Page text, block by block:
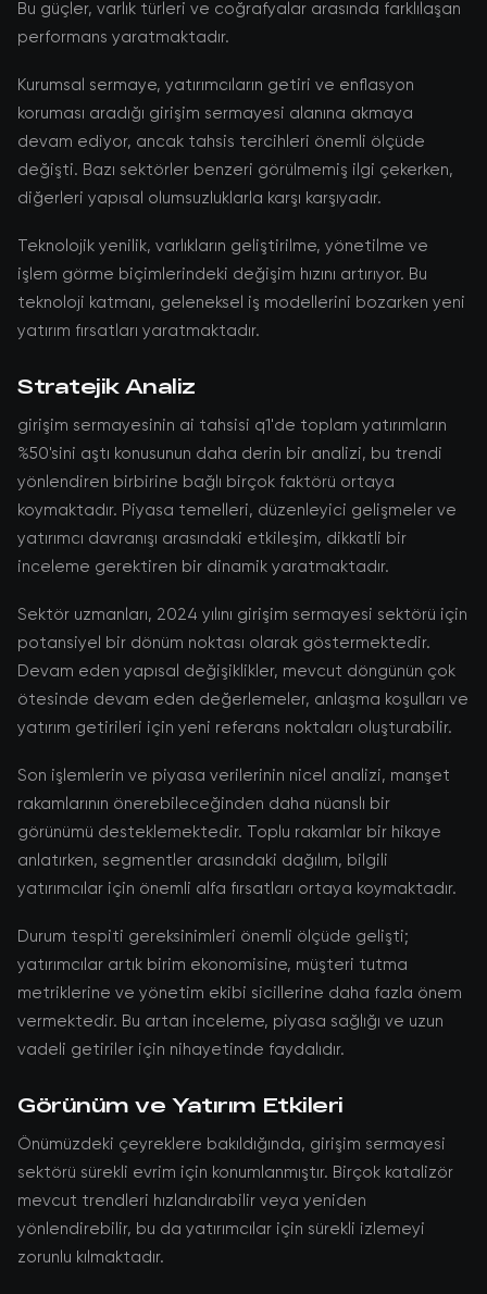
Bu güçler, varlık türleri ve coğrafyalar arasında farklılaşan
performans yaratmaktadır.
Kurumsal sermaye, yatırımcıların getiri ve enflasyon
koruması aradığı girişim sermayesi alanına akmaya
devam ediyor, ancak tahsis tercihleri önemli ölçüde
değişti. Bazı sektörler benzeri görülmemiş ilgi çekerken,
diğerleri yapısal olumsuzluklarla karşı karşıyadır.
Teknolojik yenilik, varlıkların geliştirilme, yönetilme ve
işlem görme biçimlerindeki değişim hızını artırıyor. Bu
teknoloji katmanı, geleneksel iş modellerini bozarken yeni
yatırım fırsatları yaratmaktadır.
Stratejik Analiz
girişim sermayesinin ai tahsisi q1'de toplam yatırımların
%50'sini aştı konusunun daha derin bir analizi, bu trendi
yönlendiren birbirine bağlı birçok faktörü ortaya
koymaktadır. Piyasa temelleri, düzenleyici gelişmeler ve
yatırımcı davranışı arasındaki etkileşim, dikkatli bir
inceleme gerektiren bir dinamik yaratmaktadır.
Sektör uzmanları, 2024 yılını girişim sermayesi sektörü için
potansiyel bir dönüm noktası olarak göstermektedir.
Devam eden yapısal değişiklikler, mevcut döngünün çok
ötesinde devam eden değerlemeler, anlaşma koşulları ve
yatırım getirileri için yeni referans noktaları oluşturabilir.
Son işlemlerin ve piyasa verilerinin nicel analizi, manşet
rakamlarının önerebileceğinden daha nüanslı bir
görünümü desteklemektedir. Toplu rakamlar bir hikaye
anlatırken, segmentler arasındaki dağılım, bilgili
yatırımcılar için önemli alfa fırsatları ortaya koymaktadır.
Durum tespiti gereksinimleri önemli ölçüde gelişti;
yatırımcılar artık birim ekonomisine, müşteri tutma
metriklerine ve yönetim ekibi sicillerine daha fazla önem
vermektedir. Bu artan inceleme, piyasa sağlığı ve uzun
vadeli getiriler için nihayetinde faydalıdır.
Görünüm ve Yatırım Etkileri
Önümüzdeki çeyreklere bakıldığında, girişim sermayesi
sektörü sürekli evrim için konumlanmıştır. Birçok katalizör
mevcut trendleri hızlandırabilir veya yeniden
yönlendirebilir, bu da yatırımcılar için sürekli izlemeyi
zorunlu kılmaktadır.